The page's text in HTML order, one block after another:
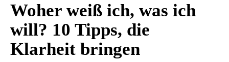
Woher weiß ich, was ich
will? 10 Tipps, die
Klarheit bringen